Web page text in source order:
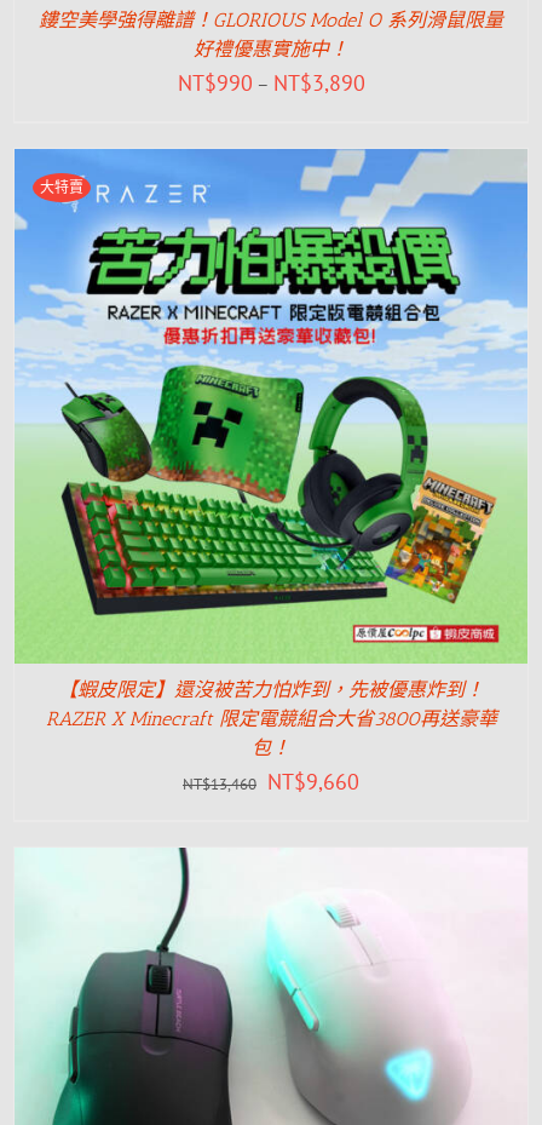
鏤空美學強得離譜！GLORIOUS Model O 系列滑鼠限量
好禮優惠實施中！
NT$990 – NT$3,890
大特賣
【蝦皮限定】還沒被苦力怕炸到，先被優惠炸到！
RAZER X Minecraft 限定電競組合大省3800再送豪華
包！
NT$13,460 NT$9,660